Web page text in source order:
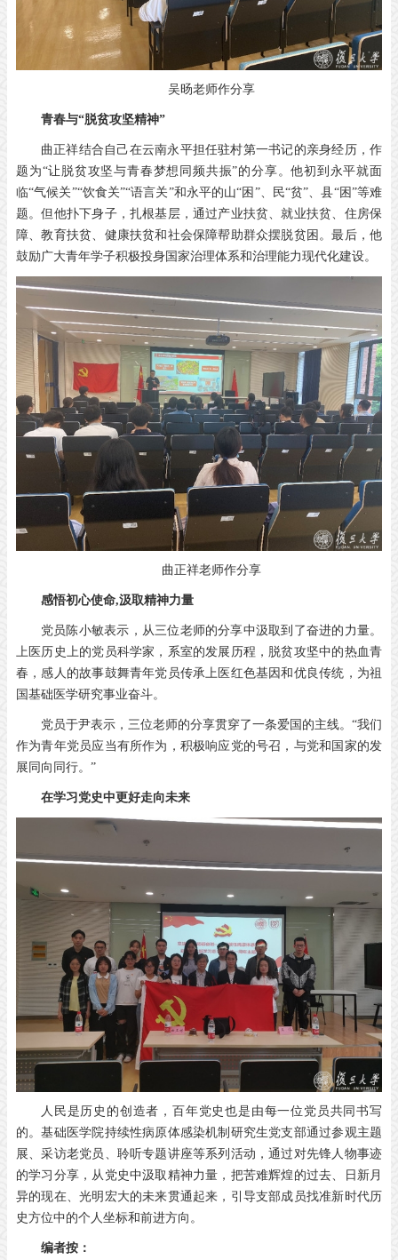
吴旸老师作分享
青春与“脱贫攻坚精神”
曲正祥结合自己在云南永平担任驻村第一书记的亲身经历，作
题为“让脱贫攻坚与青春梦想同频共振”的分享。他初到永平就面
临“气候关”“饮食关”“语言关”和永平的山“困”、民“贫”、县“困”等难
题。但他扑下身子，扎根基层，通过产业扶贫、就业扶贫、住房保
障、教育扶贫、健康扶贫和社会保障帮助群众摆脱贫困。最后，他
鼓励广大青年学子积极投身国家治理体系和治理能力现代化建设。
曲正祥老师作分享
感悟初心使命,汲取精神力量
党员陈小敏表示，从三位老师的分享中汲取到了奋进的力量。
上医历史上的党员科学家，系室的发展历程，脱贫攻坚中的热血青
春，感人的故事鼓舞青年党员传承上医红色基因和优良传统，为祖
国基础医学研究事业奋斗。
党员于尹表示，三位老师的分享贯穿了一条爱国的主线。“我们
作为青年党员应当有所作为，积极响应党的号召，与党和国家的发
展同向同行。”
在学习党史中更好走向未来
人民是历史的创造者，百年党史也是由每一位党员共同书写
的。基础医学院持续性病原体感染机制研究生党支部通过参观主题
展、采访老党员、聆听专题讲座等系列活动，通过对先锋人物事迹
的学习分享，从党史中汲取精神力量，把苦难辉煌的过去、日新月
异的现在、光明宏大的未来贯通起来，引导支部成员找准新时代历
史方位中的个人坐标和前进方向。
编者按：